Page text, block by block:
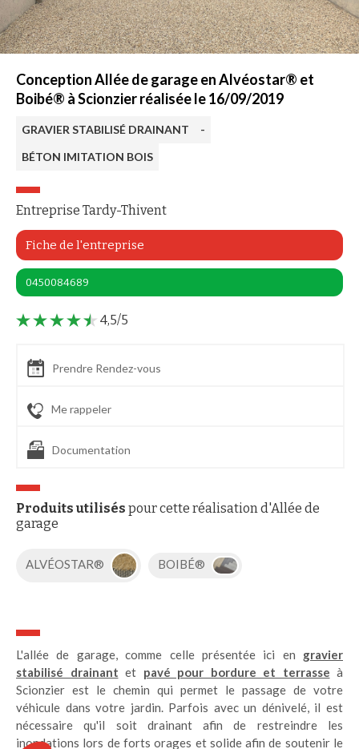
Conception Allée de garage en Alvéostar® et
Boibé® à Scionzier réalisée le 16/09/2019
GRAVIER STABILISÉ DRAINANT
-
BÉTON IMITATION BOIS
Entreprise Tardy-Thivent
Fiche de l'entreprise
0450084689
4,5/5
Prendre Rendez-vous
Me rappeler
Documentation
Produits utilisés pour cette réalisation d'Allée de
garage
ALVÉOSTAR® BOIBÉ®
L'allée de garage, comme celle présentée ici en gravier
stabilisé drainant et pavé pour bordure et terrasse à
Scionzier est le chemin qui permet le passage de votre
véhicule dans votre jardin. Parfois avec un dénivelé, il est
nécessaire qu'il soit drainant afin de restreindre les
inondations lors de forts orages et solide afin de soutenir le